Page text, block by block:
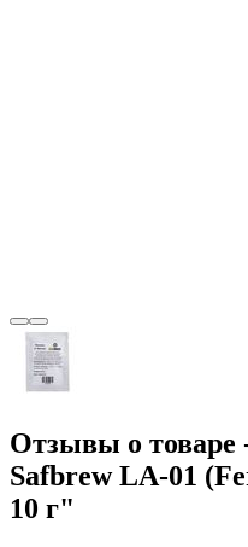
Отзывы о
Safbrew LA-01
10 г"